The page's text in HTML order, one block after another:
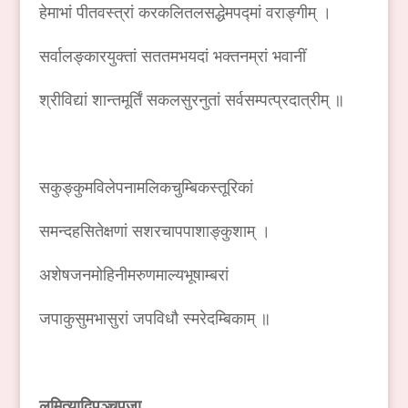
हेमाभां पीतवस्त्रां करकलितलसद्धेमपद्मां वराङ्गीम् ।
सर्वालङ्कारयुक्तां सततमभयदां भक्तनम्रां भवानीं
श्रीविद्यां शान्तमूर्तिं सकलसुरनुतां सर्वसम्पत्प्रदात्रीम् ॥
सकुङ्कुमविलेपनामलिकचुम्बिकस्तूरिकां
समन्दहसितेक्षणां सशरचापपाशाङ्कुशाम् ।
अशेषजनमोहिनीमरुणमाल्यभूषाम्बरां
जपाकुसुमभासुरां जपविधौ स्मरेदम्बिकाम् ॥